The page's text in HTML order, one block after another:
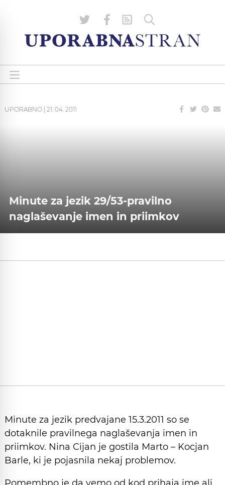
UPORABNO 21. 04. 2011
Minute za jezik 29/53-pravilno
naglaševanje imen in priimkov
Minute za jezik predvajane 15.3.2011 so se
dotaknile pravilnega naglaševanja imen in
priimkov. Nina Cijan je gostila Marto – Kocjan
Barle, ki je pojasnila nekaj problemov.